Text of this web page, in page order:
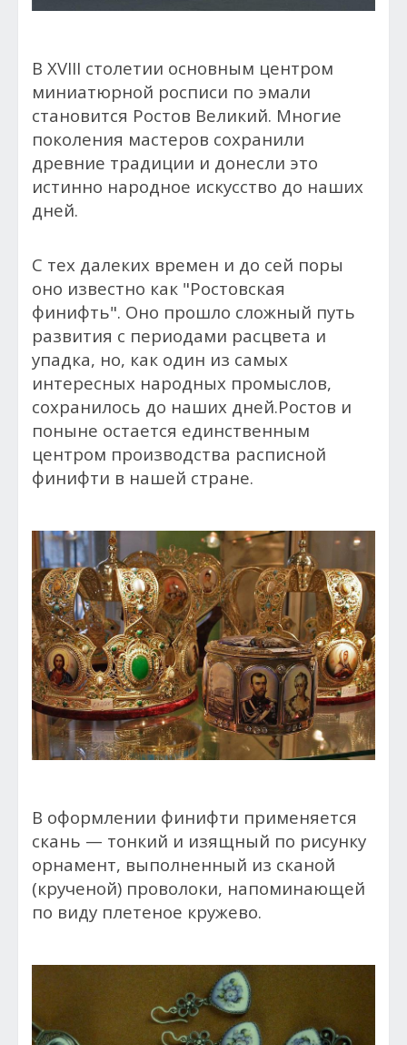
В XVIII столетии основным центром
миниатюрной росписи по эмали
становится Ростов Великий. Многие
поколения мастеров сохранили
древние традиции и донесли это
истинно народное искусство до наших
дней.
С тех далеких времен и до сей поры
оно известно как "Ростовская
финифть". Оно прошло сложный путь
развития с периодами расцвета и
упадка, но, как один из самых
интересных народных промыслов,
сохранилось до наших дней.Ростов и
поныне остается единственным
центром производства расписной
финифти в нашей стране.
В оформлении финифти применяется
скань — тонкий и изящный по рисунку
орнамент, выполненный из сканой
(крученой) проволоки, напоминающей
по виду плетеное кружево.